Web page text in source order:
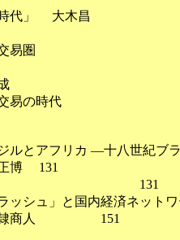
の時代」 大木昌
所在
トと交易
商人
商品構成
と交易の時
アフリカ ―十八世紀ブラ
博 131
131
」と国内経済ネットワ
商人 151